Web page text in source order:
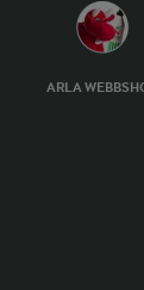
ARLA